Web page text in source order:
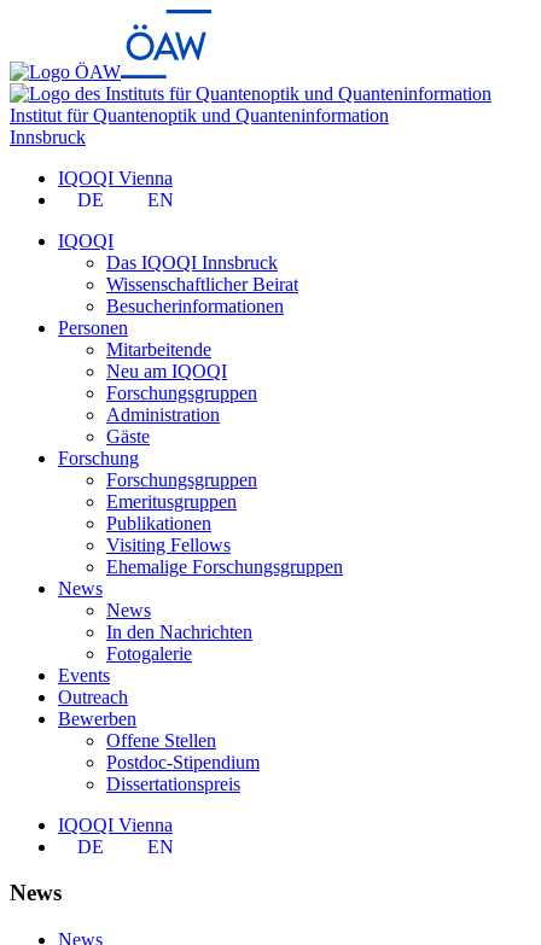
Institut für Quantenoptik und Quanteninformation
Innsbruck
IQOQI Vienna
DE
EN
IQOQI
Das IQOQI Innsbruck
Wissenschaftlicher Beirat
Besucherinformationen
Personen
Mitarbeitende
Neu am IQOQI
Forschungsgruppen
Administration
Gäste
Forschung
Forschungsgruppen
Emeritusgruppen
Publikationen
Visiting Fellows
Ehemalige Forschungsgruppen
News
News
In den Nachrichten
Fotogalerie
Events
Outreach
Bewerben
Offene Stellen
Postdoc-Stipendium
Dissertationspreis
IQOQI Vienna
DE
EN
News
News